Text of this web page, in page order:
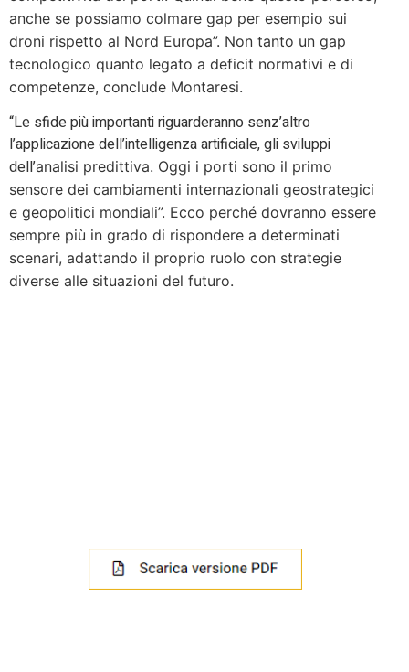
anche se possiamo colmare gap per esempio sui
droni rispetto al Nord Europa”. Non tanto un gap
tecnologico quanto legato a deficit normativi e di
competenze, conclude Montaresi.
“Le sfide più importanti riguarderanno senz’altro
l’applicazione dell’intelligenza artificiale, gli sviluppi
dell’analisi predittiva. Oggi i porti sono il primo
sensore dei cambiamenti internazionali geostrategici
e geopolitici mondiali”. Ecco perché dovranno essere
sempre più in grado di rispondere a determinati
scenari, adattando il proprio ruolo con strategie
diverse alle situazioni del futuro.